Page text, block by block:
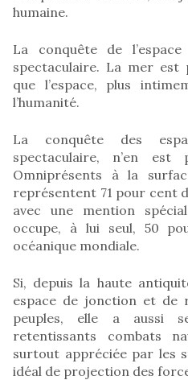
humaine.
La conquête de
spectaculaire. La mer est
que l’espace, plus
l’humanité.
La conquête des
spectaculaire, n’en est
Omniprésents à la
représentent 71 pour cent
avec une mention
occupe, à lui seul, 50
océanique mondiale.
Si, depuis la haute
espace de jonction et de
peuples, elle a aussi
retentissants combats
surtout appréciée par les
idéal de projection des